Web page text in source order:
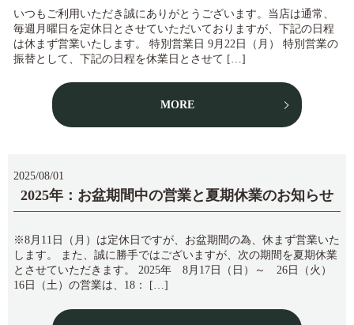
いつもご利用いただき誠にありがとうございます。当店は通常、
毎週月曜日を定休日とさせていただいておりますが、下記の日程
は休まず営業いたします。 特別営業日 9月22日（月） 特別営業の
振替として、下記の日程を休業日とさせて […]
MORE
2025/08/01
2025年：お盆期間中の営業と夏期休業のお知らせ
※8月11日（月）は定休日ですが、お盆期間の為、休まず営業いた
します。 また、誠に勝手ではございますが、次の期間を夏期休業
とさせていただきます。 2025年 8月17日（日）～ 26日（火）
16日（土）の営業は、18： […]